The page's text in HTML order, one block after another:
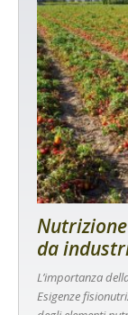
da
L’importanza
Esigenze